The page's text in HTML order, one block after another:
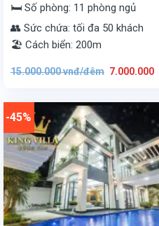
🛏️ Số phòng: 11 phòng ngủ
👥 Sức chứa: tối đa 50 khách
🏖️ Cách biển: 200m
15.000.000vnđ/đêm gốc
vnđ/
đêm.
7.000.000
-45%